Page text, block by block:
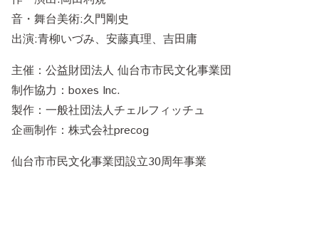
音・舞台美術:久門剛史
出演:青柳いづみ、安藤真理、吉田庸
主催：公益財団法人 仙台市市民文化事業団
制作協力：boxes Inc.
製作：一般社団法人チェルフィッチュ
企画制作：株式会社precog
仙台市市民文化事業団設立30周年事業